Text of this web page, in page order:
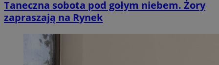
Taneczna sobota pod gołym niebem. Żory
zapraszają na Rynek